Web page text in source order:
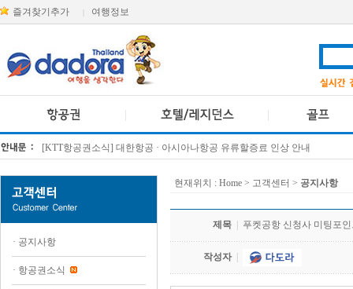
즐겨찾기추가 여행정보
[KTT항공권소식] 대한항공 · 아시아나항공 유류할증료 인상 안내
· 공지사항
· 항공권소식
현재위치 : Home > 고객센터 > 공지사항
제목 푸켓공항 신청사 미팅포
작성자